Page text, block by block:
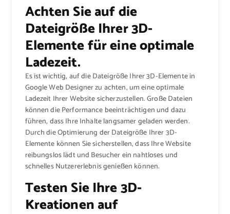
Achten Sie auf die
Dateigröße Ihrer 3D-
Elemente für eine optimale
Ladezeit.
Es ist wichtig, auf die Dateigröße Ihrer 3D-Elemente in
Google Web Designer zu achten, um eine optimale
Ladezeit Ihrer Website sicherzustellen. Große Dateien
können die Performance beeinträchtigen und dazu
führen, dass Ihre Inhalte langsamer geladen werden.
Durch die Optimierung der Dateigröße Ihrer 3D-
Elemente können Sie sicherstellen, dass Ihre Website
reibungslos lädt und Besucher ein nahtloses und
schnelles Nutzererlebnis genießen können.
Testen Sie Ihre 3D-
Kreationen auf